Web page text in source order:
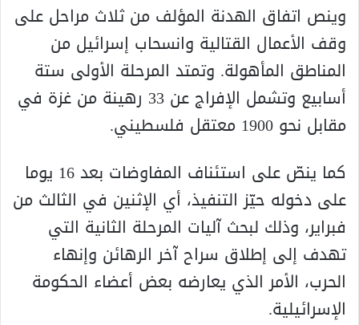
وينص اتفاق الهدنة المؤلف من ثلاث مراحل على
وقف الأعمال القتالية وانسحاب إسرائيل من
المناطق المأهولة. وتمتد المرحلة الأولى ستة
أسابيع وتشمل الإفراج عن 33 رهينة من غزة في
مقابل نحو 1900 معتقل فلسطيني.
كما ينصّ على استئناف المفاوضات بعد 16 يوما
على دخوله حيّز التنفيذ، أي الإثنين في الثالث من
فبراير، وذلك لبحث آليات المرحلة الثانية التي
تهدف إلى إطلاق سراح آخر الرهائن وإنهاء
الحرب، الأمر الذي يعارضه بعض أعضاء الحكومة
الإسرائيلية.